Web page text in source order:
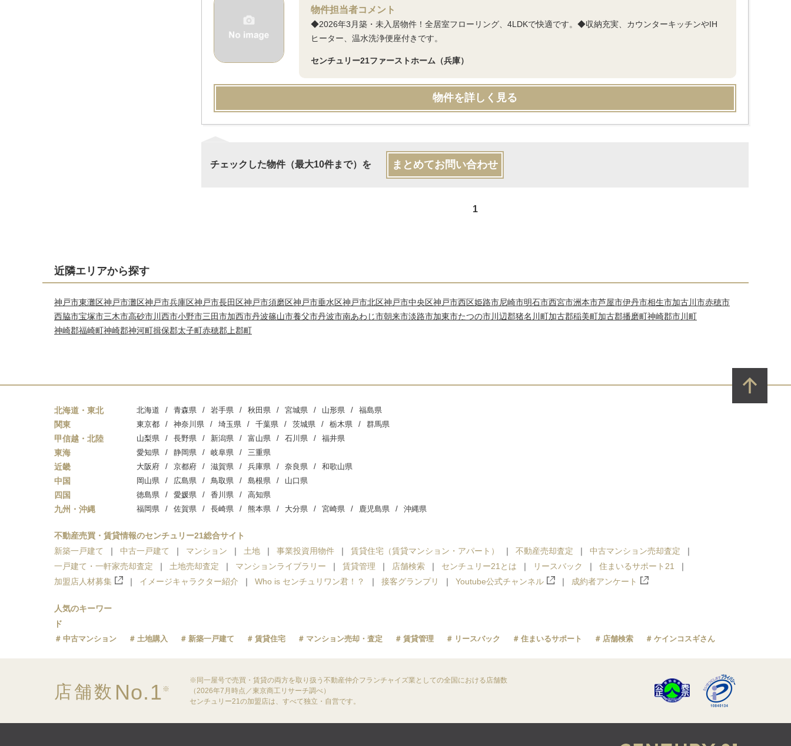
物件担当者コメント
◆2026年3月築・未入居物件！全居室フローリング、4LDKで快適です。◆収納充実、カウンターキッチンやIH
ヒーター、温水洗浄便座付きです。
センチュリー21ファーストホーム（兵庫）
物件を詳しく見る
チェックした物件（最大10件まで）を まとめてお問い合わせ
1
近隣エリアから探す
神戸市東灘区神戸市灘区神戸市兵庫区神戸市長田区神戸市須磨区神戸市垂水区神戸市北区神戸市中央区神戸市西区姫路市尼崎市明石市西宮市洲本市芦屋市伊丹市相生市加古川市赤穂市
西脇市宝塚市三木市高砂市川西市小野市三田市加西市丹波篠山市養父市丹波市南あわじ市朝来市淡路市加東市たつの市川辺郡猪名川町加古郡稲美町加古郡播磨町神崎郡市川町
神崎郡福崎町神崎郡神河町揖保郡太子町赤穂郡上郡町
北海道・東北 北海道 青森県 岩手県 秋田県 宮城県 山形県 福島県
関東 東京都 神奈川県 埼玉県 千葉県 茨城県 栃木県 群馬県
甲信越・北陸 山梨県 長野県 新潟県 富山県 石川県 福井県
東海 愛知県 静岡県 岐阜県 三重県
近畿 大阪府 京都府 滋賀県 兵庫県 奈良県 和歌山県
中国 岡山県 広島県 鳥取県 島根県 山口県
四国 徳島県 愛媛県 香川県 高知県
九州・沖縄 福岡県 佐賀県 長崎県 熊本県 大分県 宮崎県 鹿児島県 沖縄県
不動産売買・賃貸情報のセンチュリー21総合サイト
新築一戸建て
中古一戸建て マンション 土地 事業投資用物件 賃貸住宅（賃貸マンション・アパート） 不動産売却査定
中古マンション売却査定
一戸建て・一軒家売却査定
土地売却査定 マンションライブラリー 賃貸管理 店舗検索 センチュリー21とは リースバック
住まいるサポート21
加盟店人材募集
イメージキャラクター紹介 Who is センチュリワン君！？ 接客グランプリ Youtube公式チャンネル 成約者アンケート
人気のキーワー
ド
中古マンション 土地購入 新築一戸建て 賃貸住宅 マンション売却・査定 賃貸管理 リースバック 住まいるサポート 店舗検索 ケインコスギさん
店舗数 No.1 ※
※同一屋号で売買・賃貸の両方を取り扱う不動産仲介フランチャイズ業としての全国における店舗数
（2026年7月時点／東京商工リサーチ調べ）
センチュリー21の加盟店は、すべて独立・自営です。